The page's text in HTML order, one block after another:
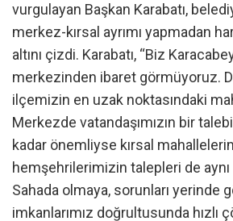
vurgulayan Başkan Karabatı,
merkez-kırsal ayrımı yapmadan
altını çizdi. Karabatı, “Biz
merkezinden ibaret görmüyoruz.
ilçemizin en uzak noktasındaki
Merkezde vatandaşımızın bir
kadar önemliyse kırsal
hemşehrilerimizin talepleri de
Sahada olmaya, sorunları yerinde
imkanlarımız doğrultusunda hızlı